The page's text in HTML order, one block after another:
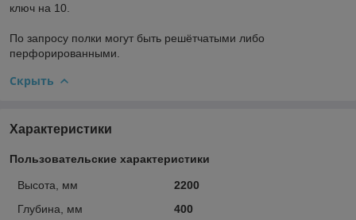
ключ на 10.
По запросу полки могут быть решётчатыми либо
перфорированными.
Скрыть
Характеристики
Пользовательские характеристики
Высота, мм
2200
Глубина, мм
400